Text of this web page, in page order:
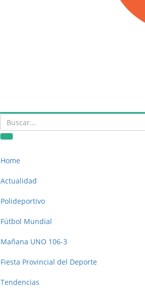
Home
Actualidad
Polideportivo
Fútbol Mundial
Mañana UNO 106-3
Fiesta Provincial del Deporte
Tendencias